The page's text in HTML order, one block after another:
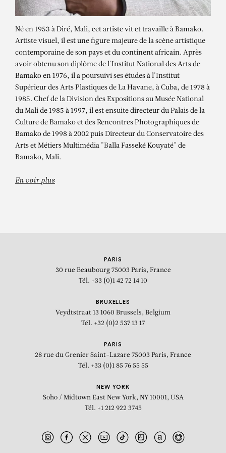
ABDOULAYE KONATÉ
Motif du Mandé et Calao Sénoufo
Né en 1953 à Diré, Mali, cet artiste vit et travaille à Bamako.
Artiste visuel, il est une figure majeure de la scène artistique
contemporaine de son pays et du continent africain. Après
avoir obtenu son diplôme de l'Institut National des Arts de
Bamako en 1976, il a poursuivi ses études à l'Institut
Supérieur des Arts Plastiques de La Havane, à Cuba, de 1978 à
1985. Chef de la Division des Expositions au Musée National
du Mali de 1985 à 1997, il est ensuite directeur du Palais de la
Culture de Bamako et des Rencontres Photographiques de
Bamako de 1998 à 2002 puis Directeur du Conservatoire des
Arts et Métiers Multimédia "Balla Fasseké Kouyaté" de
Bamako, Mali.
En voir plus
PARIS
30 rue Beaubourg 75003 Paris, France
Tél. +33 (0)1 42 72 14 10
BRUXELLES
Veydtstraat 13 1060 Brussels, Belgium
Tél. +32 (0)2 537 13 17
PARIS
28 rue du Grenier Saint-Lazare 75003 Paris, France
Tél. +33 (0)1 85 76 55 55
NEW YORK
Soho / Midtown East New York, NY 10001, USA
Tél. +1 212 922 3745